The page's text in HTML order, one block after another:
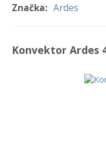
Značka: Ardes
Konvektor Ardes